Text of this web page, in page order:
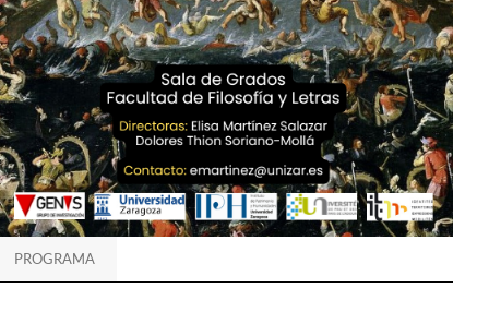
PROGRAMA